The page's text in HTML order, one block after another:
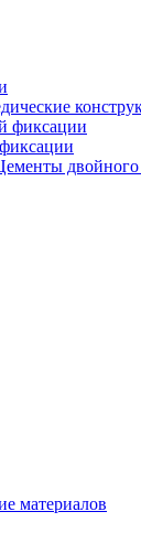
фиксации
двойного
материалов